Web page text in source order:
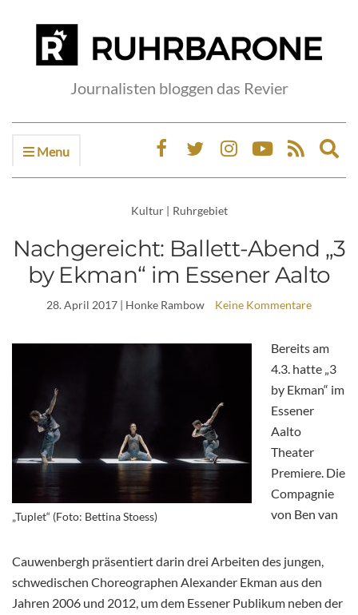
Journalisten bloggen das Revier
Menu
Kultur | Ruhrgebiet
Nachgereicht: Ballett-Abend „3
by Ekman“ im Essener Aalto
28. April 2017 | Honke Rambow Keine Kommentare
„Tuplet“ (Foto: Bettina Stoess)
Bereits am
4.3. hatte „3
by Ekman“ im
Essener
Aalto
Theater
Premiere. Die
Compagnie
von Ben van
Cauwenbergh präsentiert darin drei Arbeiten des jungen,
schwedischen Choreographen Alexander Ekman aus den
Jahren 2006 und 2012, um dem Essener Publikum neben der